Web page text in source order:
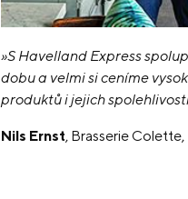
»S Havelland Express
dobu a velmi si ceníme
produktů i jejich
Nils Ernst, Brasserie